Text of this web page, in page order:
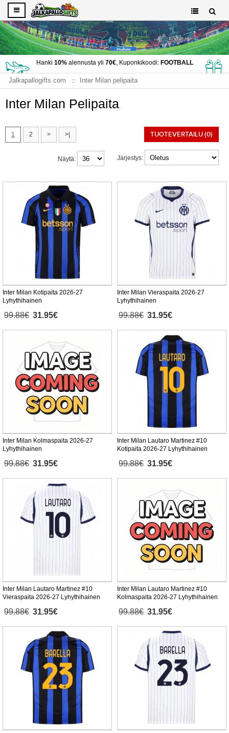
Hanki 10%alennusta yli 70€, Kuponkikoodi: FOOTBALL
Jalkapallogifts.com Inter Milan pelipaita
Inter Milan Pelipaita
1 2 > >| TUOTEVERTAILU (0)
Järjestys:
Näytä:
Inter Milan Kotipaita 2026-27
Lyhythihainen
99.88€ 31.95€
Inter Milan Vieraspaita 2026-27
Lyhythihainen
99.88€ 31.95€
Inter Milan Kolmaspaita 2026-27
Lyhythihainen
99.88€ 31.95€
Inter Milan Lautaro Martinez #10
Kotipaita 2026-27 Lyhythihainen
99.88€ 31.95€
Inter Milan Lautaro Martinez #10
Vieraspaita 2026-27 Lyhythihainen
99.88€ 31.95€
Inter Milan Lautaro Martinez #10
Kolmaspaita 2026-27 Lyhythihainen
99.88€ 31.95€